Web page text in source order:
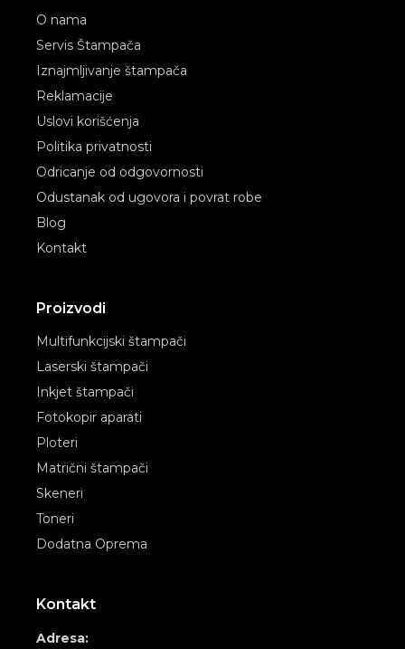
O nama
Servis Štampača
Iznajmljivanje štampača
Reklamacije
Uslovi korišćenja
Politika privatnosti
Odricanje od odgovornosti
Odustanak od ugovora i povrat robe
Blog
Kontakt
Proizvodi
Multifunkcijski štampači
Laserski štampači
Inkjet štampači
Fotokopir aparati
Ploteri
Matrični štampači
Skeneri
Toneri
Dodatna Oprema
Kontakt
Adresa: